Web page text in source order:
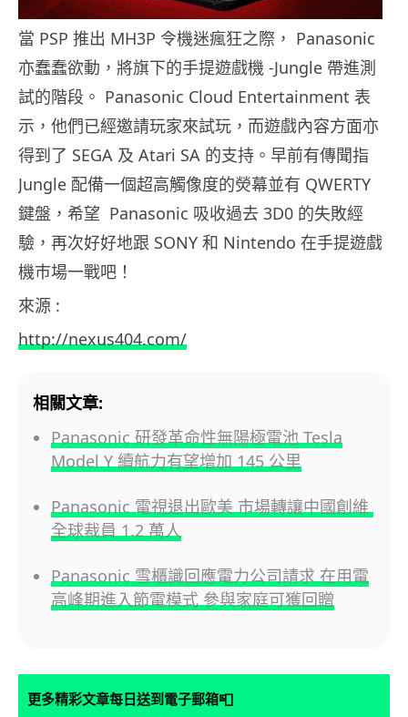
當 PSP 推出 MH3P 令機迷瘋狂之際， Panasonic
亦蠢蠢欲動，將旗下的手提遊戲機 -Jungle 帶進測
試的階段。 Panasonic Cloud Entertainment 表
示，他們已經邀請玩家來試玩，而遊戲內容方面亦
得到了 SEGA 及 Atari SA 的支持。早前有傳聞指
Jungle 配備一個超高觸像度的熒幕並有 QWERTY
鍵盤，希望 Panasonic 吸收過去 3D0 的失敗經
驗，再次好好地跟 SONY 和 Nintendo 在手提遊戲
機巿場一戰吧！
來源 :
http://nexus404.com/
相關文章:
Panasonic 研發革命性無陽極電池 Tesla
Model Y 續航力有望增加 145 公里
Panasonic 電視退出歐美 市場轉讓中國創維
全球裁員 1.2 萬人
Panasonic 雪櫃識回應電力公司請求 在用電
高峰期進入節電模式 參與家庭可獲回贈
更多精彩文章每日送到電子郵箱📮